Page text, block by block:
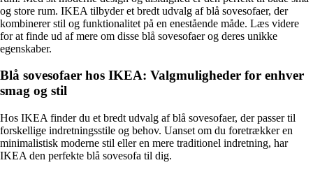
og store rum. IKEA tilbyder et bredt udvalg af blå sovesofaer, der
kombinerer stil og funktionalitet på en enestående måde. Læs videre
for at finde ud af mere om disse blå sovesofaer og deres unikke
egenskaber.
Blå sovesofaer hos IKEA: Valgmuligheder for enhver
smag og stil
Hos IKEA finder du et bredt udvalg af blå sovesofaer, der passer til
forskellige indretningsstile og behov. Uanset om du foretrækker en
minimalistisk moderne stil eller en mere traditionel indretning, har
IKEA den perfekte blå sovesofa til dig.